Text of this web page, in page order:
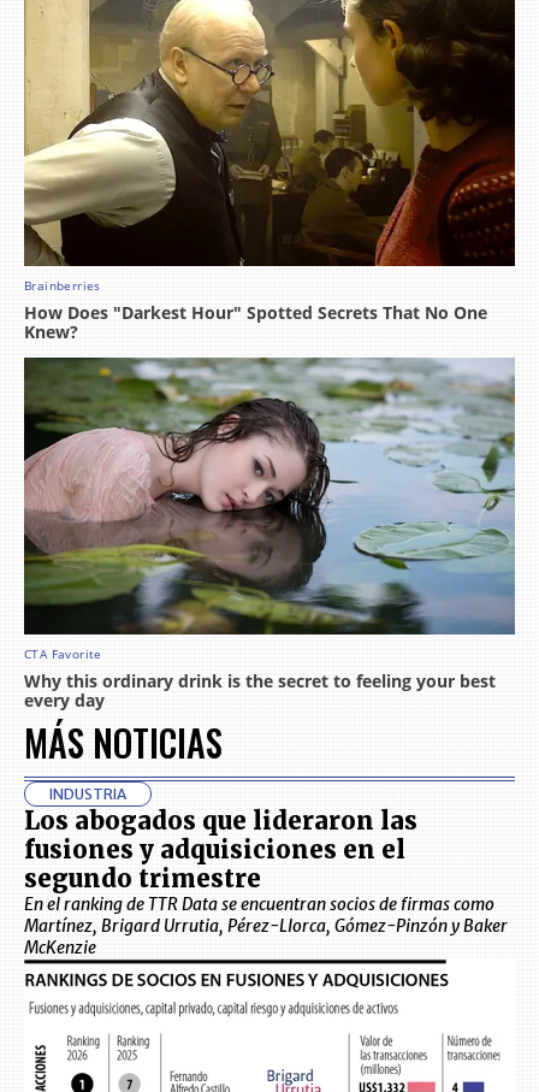
MÁS NOTICIAS
INDUSTRIA
Los abogados que lideraron las
fusiones y adquisiciones en el
segundo trimestre
En el ranking de TTR Data se encuentran socios de firmas como
Martínez, Brigard Urrutia, Pérez-Llorca, Gómez-Pinzón y Baker
McKenzie